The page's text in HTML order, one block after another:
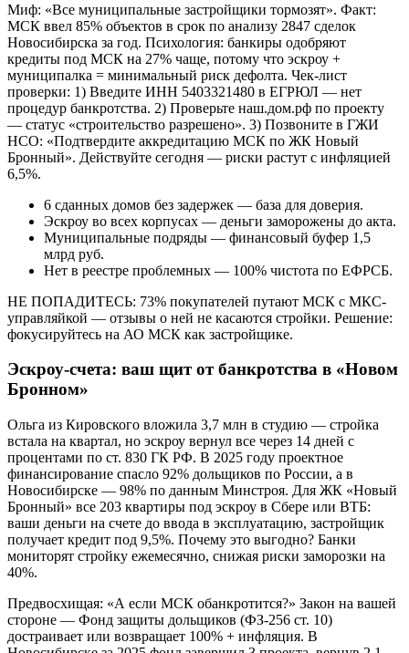
Миф: «Все муниципальные застройщики тормозят». Факт:
МСК ввел 85% объектов в срок по анализу 2847 сделок
Новосибирска за год. Психология: банкиры одобряют
кредиты под МСК на 27% чаще, потому что эскроу +
муниципалка = минимальный риск дефолта. Чек-лист
проверки: 1) Введите ИНН 5403321480 в ЕГРЮЛ — нет
процедур банкротства. 2) Проверьте наш.дом.рф по проекту
— статус «строительство разрешено». 3) Позвоните в ГЖИ
НСО: «Подтвердите аккредитацию МСК по ЖК Новый
Бронный». Действуйте сегодня — риски растут с инфляцией
6,5%.
6 сданных домов без задержек — база для доверия.
Эскроу во всех корпусах — деньги заморожены до акта.
Муниципальные подряды — финансовый буфер 1,5
млрд руб.
Нет в реестре проблемных — 100% чистота по ЕФРСБ.
НЕ ПОПАДИТЕСЬ: 73% покупателей путают МСК с МКС-
управляйкой — отзывы о ней не касаются стройки. Решение:
фокусируйтесь на АО МСК как застройщике.
Эскроу-счета: ваш щит от банкротства в «Новом
Бронном»
Ольга из Кировского вложила 3,7 млн в студию — стройка
встала на квартал, но эскроу вернул все через 14 дней с
процентами по ст. 830 ГК РФ. В 2025 году проектное
финансирование спасло 92% дольщиков по России, а в
Новосибирске — 98% по данным Минстроя. Для ЖК «Новый
Бронный» все 203 квартиры под эскроу в Сбере или ВТБ:
ваши деньги на счете до ввода в эксплуатацию, застройщик
получает кредит под 9,5%. Почему это выгодно? Банки
мониторят стройку ежемесячно, снижая риски заморозки на
40%.
Предвосхищая: «А если МСК обанкротится?» Закон на вашей
стороне — Фонд защиты дольщиков (ФЗ-256 ст. 10)
достраивает или возвращает 100% + инфляция. В